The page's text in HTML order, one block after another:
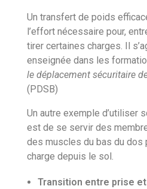
Un transfert de poids
l’effort nécessaire pour,
tirer certaines charges. Il
enseignée dans les
le déplacement sécuritaire
(PDSB)
Un autre exemple d’utiliser
est de se servir des
des muscles du bas du dos
charge depuis le sol.
Transition entre prise